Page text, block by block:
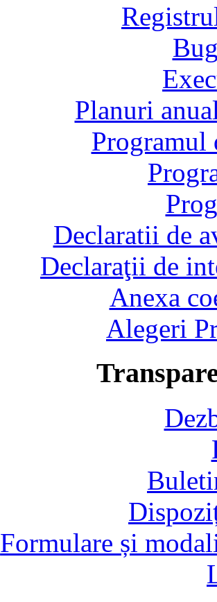
Planuri
Declaratii de
Declaraţii de
Anexa
Alegeri
Formulare și